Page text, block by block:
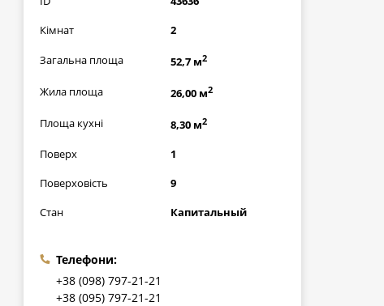
Кімнат
2
Загальна площа 52,7 м2
Жила площа 26,00 м2
Площа кухні 8,30 м2
Поверх
1
Поверховість
9
Стан
Капитальный
Телефони:
+38 (098) 797-21-21
+38 (095) 797-21-21